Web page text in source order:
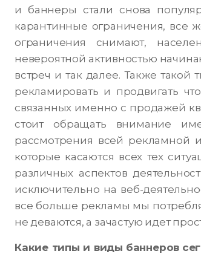
и баннеры стали снова
карантинные ограничения, все
ограничения снимают,
невероятной активностью
встреч и так далее. Также
рекламировать и продвигать
связанных именно с продажей
стоит обращать внимание
рассмотрения всей рекламной
которые касаются всех тех
различных аспектов
исключительно на веб-
все больше рекламы мы
не деваются, а зачастую идет
Какие типы и виды баннеров